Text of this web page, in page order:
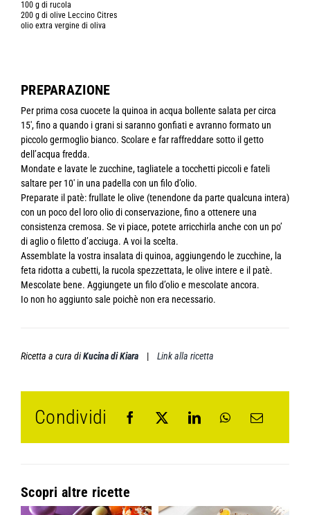
100 g di rucola
200 g di olive Leccino Citres
olio extra vergine di oliva
PREPARAZIONE
Per prima cosa cuocete la quinoa in acqua bollente salata per circa
15′, fino a quando i grani si saranno gonfiati e avranno formato un
piccolo germoglio bianco. Scolare e far raffreddare sotto il getto
dell’acqua fredda.
Mondate e lavate le zucchine, tagliatele a tocchetti piccoli e fateli
saltare per 10′ in una padella con un filo d’olio.
Preparate il patè: frullate le olive (tenendone da parte qualcuna intera)
con un poco del loro olio di conservazione, fino a ottenere una
consistenza cremosa. Se vi piace, potete arricchirla anche con un po’
di aglio o filetto d’acciuga. A voi la scelta.
Assemblate la vostra insalata di quinoa, aggiungendo le zucchine, la
feta ridotta a cubetti, la rucola spezzettata, le olive intere e il patè.
Mescolate bene. Aggiungete un filo d’olio e mescolate ancora.
Io non ho aggiunto sale poichè non era necessario.
Ricetta a cura diKucina di Kiara| Link alla ricetta
Condividi
Scopri altre ricette